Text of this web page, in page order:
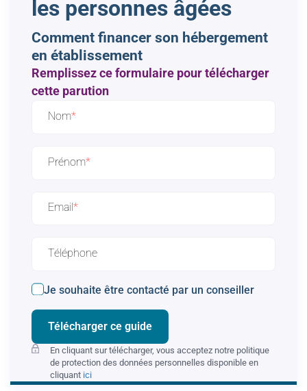
les personnes âgées
Comment financer son hébergement
en établissement
Remplissez ce formulaire pour télécharger
cette parution
Nom
Prénom
Email
Téléphone
Je souhaite être contacté par un conseiller
Télécharger ce guide
En cliquant sur télécharger, vous acceptez notre politique
de protection des données personnelles disponible en
cliquant ici